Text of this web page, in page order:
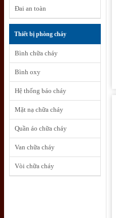
Đai an toàn
Thiết bị phòng cháy
Bình chữa cháy
Bình oxy
Hệ thống báo cháy
Mặt nạ chữa cháy
Quần áo chữa cháy
Van chữa cháy
Vòi chữa cháy